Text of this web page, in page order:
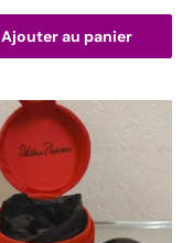
Ajouter au panier